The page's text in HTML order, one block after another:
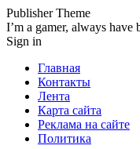
Publisher Theme
I’m a gamer, always have
Sign in
Главная
Контакты
Лента
Карта сайта
Реклама на сайте
Политика